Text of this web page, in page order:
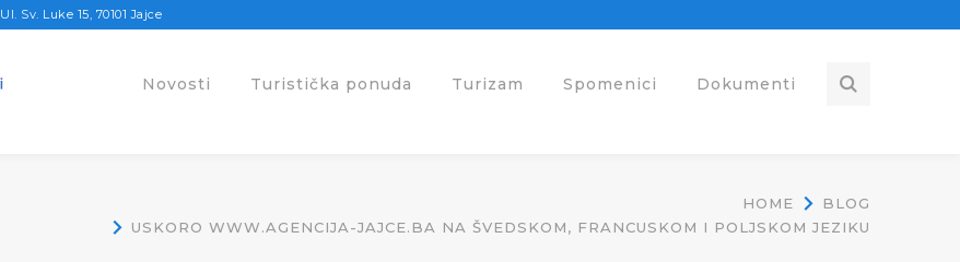
Ul. Sv. Luke 15, 70101 Jajce
Novosti Turistička ponuda Turizam Spomenici Dokumenti
HOME
BLOG
USKORO WWW.AGENCIJA-JAJCE.BA NA ŠVEDSKOM, FRANCUSKOM I POLJSKOM JEZIKU